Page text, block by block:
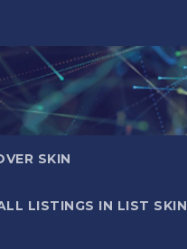
SKIN
LISTINGS IN LIST SKIN